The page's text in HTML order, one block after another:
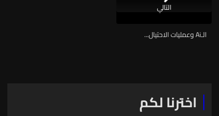
التالي
الـAi وعمليات الاحتيال...
اخترنا لكم